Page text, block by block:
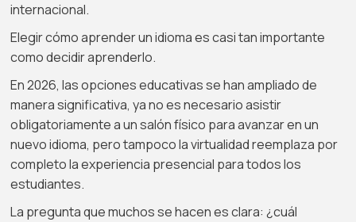
internacional.
Elegir cómo aprender un idioma es casi tan importante
como decidir aprenderlo.
En 2026, las opciones educativas se han ampliado de
manera significativa, ya no es necesario asistir
obligatoriamente a un salón físico para avanzar en un
nuevo idioma, pero tampoco la virtualidad reemplaza por
completo la experiencia presencial para todos los
estudiantes.
La pregunta que muchos se hacen es clara: ¿cuál